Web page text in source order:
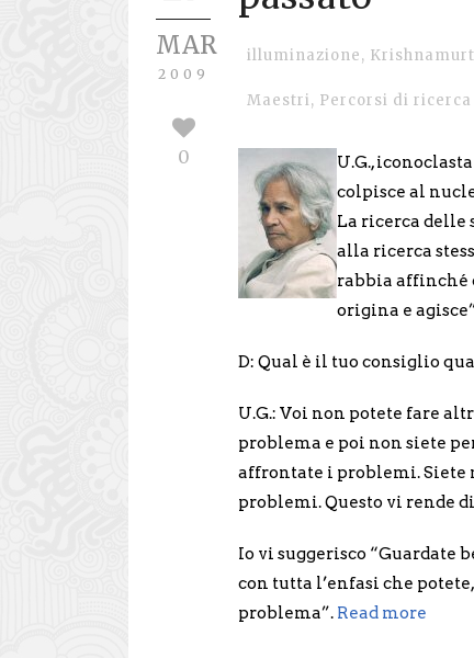
MAR
2009
0
illuminazione,
Maestri, Percorsi di ricerca
U.G.,
colpisce al
La ricerca delle
alla ricerca
rabbia affinché
origina e
D: Qual è il tuo consiglio
U.G.: Voi non potete fare
problema e poi non siete
affrontate i problemi. Siete
problemi. Questo vi rende
Io vi suggerisco “Guardate
con tutta l’enfasi che
problema”. Read more